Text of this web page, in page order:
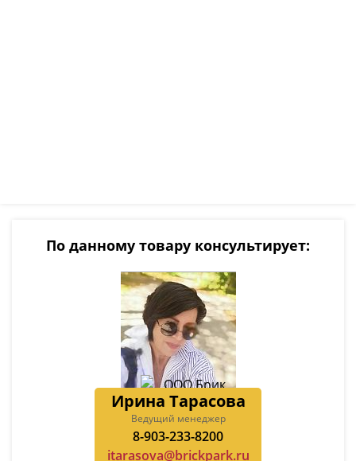
По данному товару консультирует:
Ирина Тарасова
Ведущий менеджер
8-903-233-8200
itarasova@brickpark.ru